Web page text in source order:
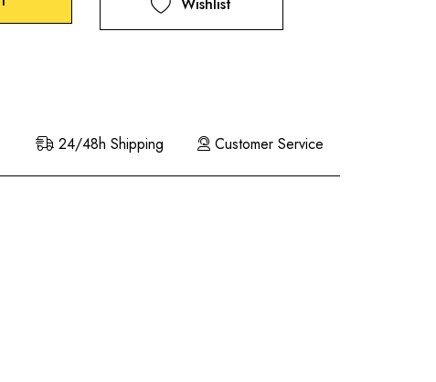
24/48h Shipping Customer Service